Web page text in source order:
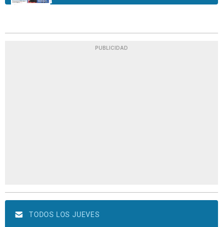
PUBLICIDAD
TODOS LOS JUEVES